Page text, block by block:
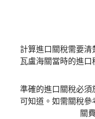
計算進口關稅需要
瓦盧海關當時的進口
準確的進口關稅必
可知道。如需關稅
關